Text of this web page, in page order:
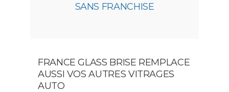
SANS FRANCHISE
FRANCE GLASS BRISE REMPLACE
AUSSI VOS AUTRES VITRAGES
AUTO